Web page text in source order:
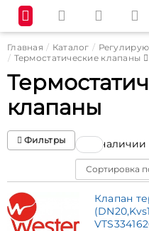
Главная Каталог
Термостатические клапаны
клапаны
Фильтры В наличии
Sort
Клапан